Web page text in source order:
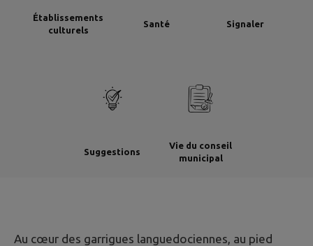
Établissements
culturels
Santé Signaler
Suggestions
Vie du conseil
municipal
Au cœur des garrigues languedociennes, au pied